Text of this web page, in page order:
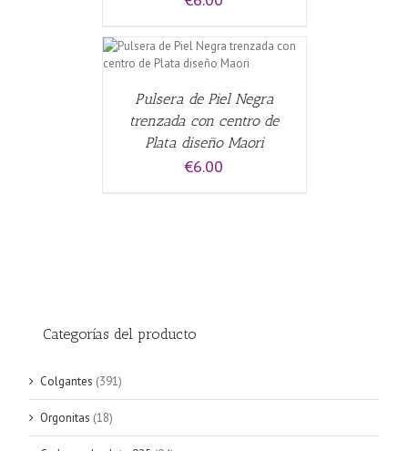
Pulsera de Piel Negra
trenzada con centro de
Plata diseño Maori
€6.00
Categorías del producto
Colgantes (391)
Orgonitas (18)